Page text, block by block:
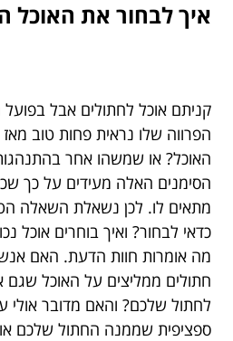
איך לבחור את האוכל
קניתם אוכל לחתולים אבל בפועל
הפרווה שלו נראית פחות טוב
האוכל? או שמשהו אחר
הסימנים האלה מעידים על כך
מתאים לו. לכן נשאלת השאלה
כדאי לבחור? ואיך בוחרים אוכל
מה אומרות חוות הדעת. האם
חתולים ממליצים על האוכל
לחתול שלכם? והאם מדובר אולי
ספציפית שממנה החתול שלכם